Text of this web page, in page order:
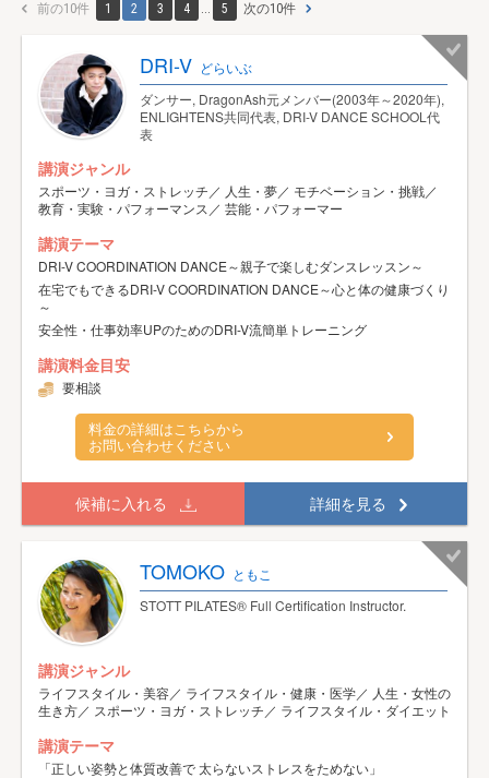
前の10件 1 2 3 4 ... 5 次の10件
DRI-V どらいぶ
ダンサー, DragonAsh元メンバー(2003年～2020年),
ENLIGHTENS共同代表, DRI-V DANCE SCHOOL代
表
講演ジャンル
スポーツ・ヨガ・ストレッチ／ 人生・夢／ モチベーション・挑戦／
教育・実験・パフォーマンス／ 芸能・パフォーマー
講演テーマ
DRI-V COORDINATION DANCE～親子で楽しむダンスレッスン～
在宅でもできるDRI-V COORDINATION DANCE～心と体の健康づくり
～
安全性・仕事効率UPのためのDRI-V流簡単トレーニング
講演料金目安
要相談
料金の詳細はこちらから
お問い合わせください
候補に入れる 詳細を見る
TOMOKO ともこ
STOTT PILATES® Full Certification Instructor.
講演ジャンル
ライフスタイル・美容／ ライフスタイル・健康・医学／ 人生・女性の
生き方／ スポーツ・ヨガ・ストレッチ／ ライフスタイル・ダイエット
講演テーマ
「正しい姿勢と体質改善で 太らないストレスをためない」